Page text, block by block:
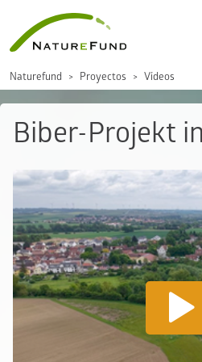
Naturefund Proyectos Vídeos
Biber-Projekt